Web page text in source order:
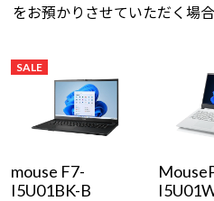
ワークステーション
Windows 11
iiyama
をお預かりさせていただく場合
SALE
mouse F7-
I5U01BK-B